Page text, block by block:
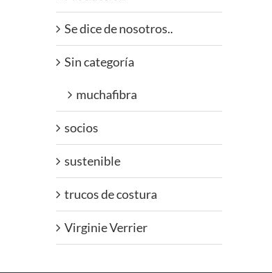
Se dice de nosotros..
Sin categoría
muchafibra
socios
sustenible
trucos de costura
Virginie Verrier